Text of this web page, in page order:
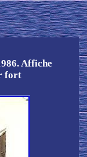
Affiche
fort